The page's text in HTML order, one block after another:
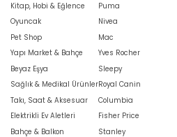
Kitap, Hobi & Eğlence
Oyuncak
Pet Shop
Yapı Market & Bahçe
Beyaz Eşya
Sağlık & Medikal Ürünler
Takı, Saat & Aksesuar
Elektrikli Ev Aletleri
Bahçe & Balkon
Puma
Nivea
Mac
Yves Rocher
Sleepy
Royal Canin
Columbia
Fisher Price
Stanley